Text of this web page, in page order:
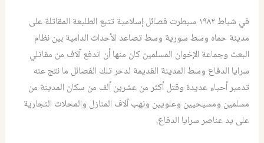
في شباط ١٩٨٢ سيطرت فصائل إسلامية تتبع الطليعة المقاتلة على
مدينة حماه وسط سورية وسط تصاعد الأحداث الدامية بين نظام
البعث وجماعة الإخوان المسلمين كان منها أن اندفع آلاف من مقاتلي
سرايا الدفاع وسط المدينة القديمة لدحر تلك الفصائل ما نتج عنه
تدمير أحياء عديدة وقتل أكثر من عشرين ألف من سكان المدينة من
مسلمين ومسيحيين وعلويين ونهب آلاف المنازل والمحلات التجارية
على يد عناصر سرايا الدفاع.